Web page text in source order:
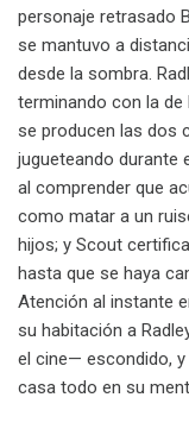
personaje retrasado
se mantuvo a
desde la sombra.
terminando con la de
se producen las dos
jugueteando durante
al comprender que
como matar a un
hijos; y Scout
hasta que se haya
Atención al instante
su habitación a
el cine— escondido,
casa todo en su